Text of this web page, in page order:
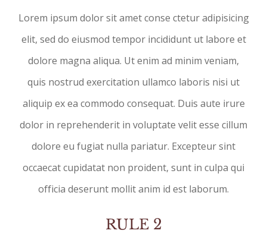
Lorem ipsum dolor sit amet conse ctetur adipisicing
elit, sed do eiusmod tempor incididunt ut labore et
dolore magna aliqua. Ut enim ad minim veniam,
quis nostrud exercitation ullamco laboris nisi ut
aliquip ex ea commodo consequat. Duis aute irure
dolor in reprehenderit in voluptate velit esse cillum
dolore eu fugiat nulla pariatur. Excepteur sint
occaecat cupidatat non proident, sunt in culpa qui
officia deserunt mollit anim id est laborum.
RULE 2